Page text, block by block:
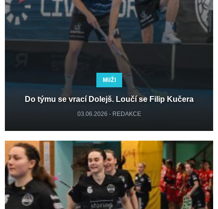
MUŽI
Do týmu se vrací Dolejš. Loučí se Filip Kučera
03.06.2026 - REDAKCE